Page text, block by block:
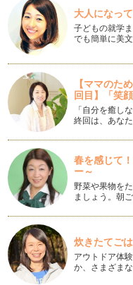
愛してると言って！
以前「子どもの愛が重た
今回は「子どもから愛を
パパと意見が違う時、ど
夫婦で育児の意見が違
いたご質問を一緒に考
イライラの素はどこにあ
毎日を、笑顔でハッピー
のに、ちょっとしたこと
ピーナツバターより欲し
赤ちゃんが泣くと、「ど
な？」などとママが赤ち
ママきいて！にどう応え
保育園や幼稚園、学校の
すか？」とよく言われま
大人になっ
子どもの就学
でも簡単に美
【ママのた
回目】「笑
「自分を癒し
終回は、あな
春を感じて
ー～
野菜や果物を
ましょう。朝
炊きたてご
アウトドア体
か、さまざま